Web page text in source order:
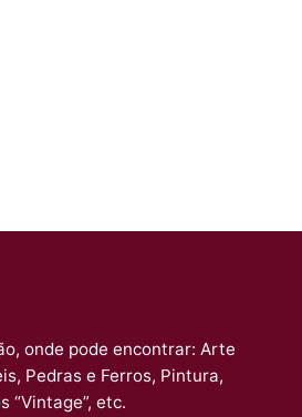
onde pode encontrar: Arte
Pedras e Ferros, Pintura,
“Vintage”, etc.